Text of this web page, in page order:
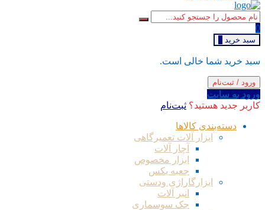
0
سبد خرید
سبد خرید شما خالی است.
ورود / ثبت‌نام
ورود به سایت
کاربر جدید هستید؟ ثبت‌نام
دسته‌بندی کالاها
ابزار آلات تعمیرگاهی
آچار آلات
ابزار مخصوص
جعبه بکس
ابزارگاراژی ودستی
انبر آلات
جک سوسماری